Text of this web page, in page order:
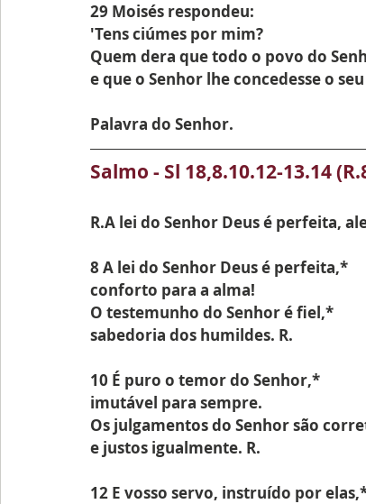
29 Moisés respondeu:
'Tens ciúmes por mim?
Quem dera que todo o povo do
e que o Senhor lhe concedesse o
Palavra do Senhor.
Salmo - Sl 18,8.10.12-13.14
R.A lei do Senhor Deus é perfeita,
8 A lei do Senhor Deus é perfeita,*
conforto para a alma!
O testemunho do Senhor é fiel,*
sabedoria dos humildes. R.
10 É puro o temor do Senhor,*
imutável para sempre.
Os julgamentos do Senhor são
e justos igualmente. R.
12 E vosso servo, instruído por